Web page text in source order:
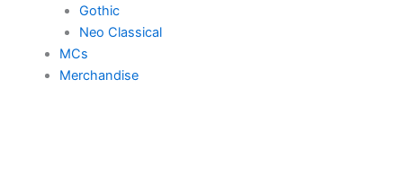
Gothic
Neo Classical
MCs
Merchandise